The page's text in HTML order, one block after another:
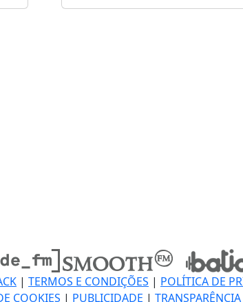
| TERMOS E CONDIÇÕES | POLÍTICA DE
COOKIES | PUBLICIDADE | TRANSPARÊNCIA